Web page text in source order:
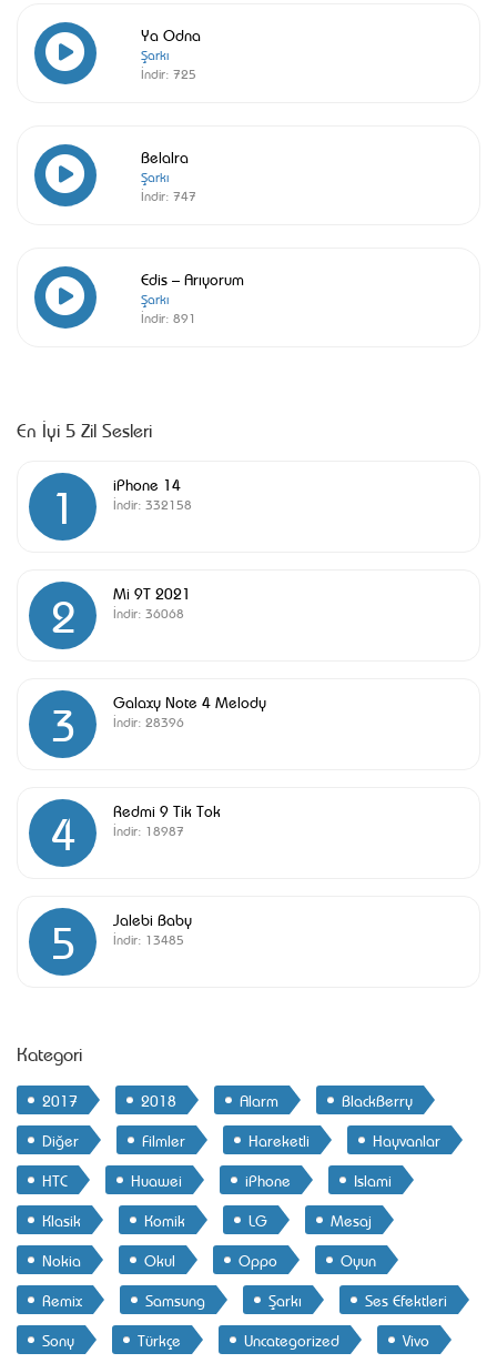
Ya Odna
Şarkı
İndir: 725
Belalra
Şarkı
İndir: 747
Edis – Arıyorum
Şarkı
İndir: 891
En İyi 5 Zil Sesleri
1 iPhone 14
İndir: 332158
2 Mi 9T 2021
İndir: 36068
3 Galaxy Note 4 Melody
İndir: 28396
4 Redmi 9 Tik Tok
İndir: 18987
5 Jalebi Baby
İndir: 13485
Kategori
2017 2018 Alarm
BlackBerry
Diğer
Filmler Hareketli
Hayvanlar
HTC
Huawei iPhone
Islami
Klasik
Komik LG
Mesaj
Nokia
Okul Oppo
Oyun
Remix
Samsung Şarkı
Ses Efektleri
Sony
Türkçe Uncategorized Vivo